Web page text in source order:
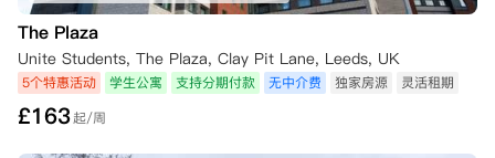
The Plaza
Unite Students, The Plaza, Clay Pit Lane, Leeds, UK
5个特惠活动 学生公寓 支持分期付款 无中介费 独家房源 灵活租期
£163起/周